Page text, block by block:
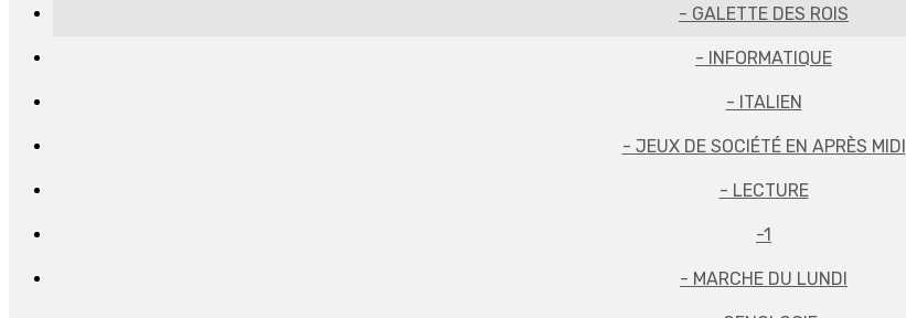
- GALETTE DES ROIS
- INFORMATIQUE
- ITALIEN
- JEUX DE SOCIÉTÉ EN APRÈS MIDI
- LECTURE
-1
- MARCHE DU LUNDI